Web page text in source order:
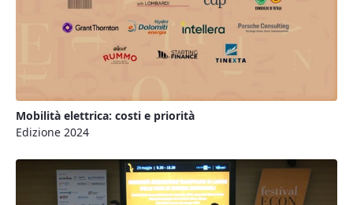
Mobilità elettrica: costi e priorità
Edizione 2024